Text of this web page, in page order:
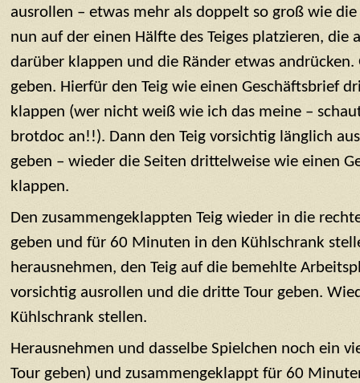
ausrollen – etwas mehr als doppelt so groß wie
nun auf der einen Hälfte des Teiges platzieren, die
darüber klappen und die Ränder etwas andrücken.
geben. Hierfür den Teig wie einen Geschäftsbrief
klappen (wer nicht weiß wie ich das meine –
brotdoc an!!). Dann den Teig vorsichtig länglich
geben – wieder die Seiten drittelweise wie einen
klappen.
Den zusammengeklappten Teig wieder in die
geben und für 60 Minuten in den Kühlschrank
herausnehmen, den Teig auf die bemehlte
vorsichtig ausrollen und die dritte Tour geben.
Kühlschrank stellen.
Herausnehmen und dasselbe Spielchen noch ein
Tour geben) und zusammengeklappt für 60